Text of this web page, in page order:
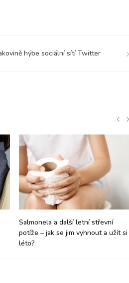
hýbe sociální sítí Twitter
Salmonela a další letní střevní
potíže – jak se jim vyhnout a užít si
léto?